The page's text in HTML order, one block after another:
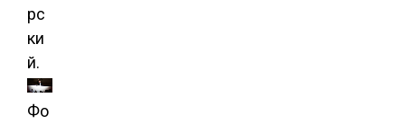
рс
ки
й.
Фо